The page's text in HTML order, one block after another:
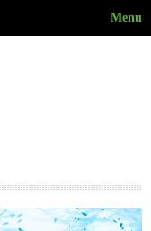
Menu